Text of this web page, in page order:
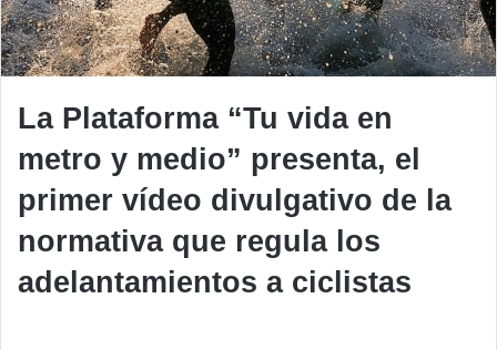
La Plataforma “Tu vida en
metro y medio” presenta, el
primer vídeo divulgativo de la
normativa que regula los
adelantamientos a ciclistas